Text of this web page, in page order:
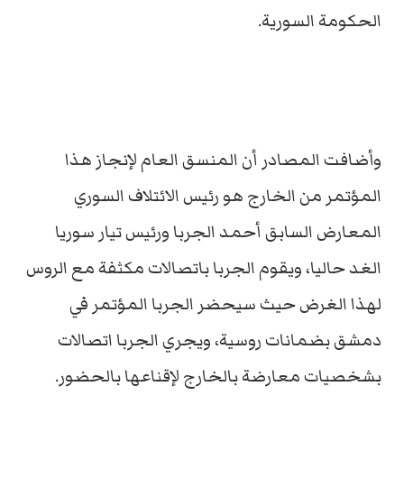
الحكومة السورية.
وأضافت المصادر أن المنسق العام لإنجاز هذا
المؤتمر من الخارج هو رئيس الائتلاف السوري
المعارض السابق أحمد الجربا ورئيس تيار سوريا
الغد حاليا، ويقوم الجربا باتصالات مكثفة مع الروس
لهذا الغرض حيث سيحضر الجربا المؤتمر في
دمشق بضمانات روسية، ويجري الجربا اتصالات
بشخصيات معارضة بالخارج لإقناعها بالحضور.